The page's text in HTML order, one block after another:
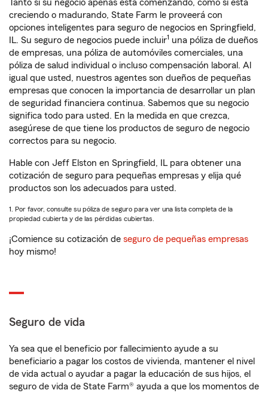
Tanto si su negocio apenas está comenzando, como si está
creciendo o madurando, State Farm le proveerá con
opciones inteligentes para seguro de negocios en Springfield,
IL. Su seguro de negocios puede incluir1 una póliza de dueños
de empresas, una póliza de automóviles comerciales, una
póliza de salud individual o incluso compensación laboral. Al
igual que usted, nuestros agentes son dueños de pequeñas
empresas que conocen la importancia de desarrollar un plan
de seguridad financiera continua. Sabemos que su negocio
significa todo para usted. En la medida en que crezca,
asegúrese de que tiene los productos de seguro de negocio
correctos para su negocio.
Hable con Jeff Elston en Springfield, IL para obtener una
cotización de seguro para pequeñas empresas y elija qué
productos son los adecuados para usted.
1. Por favor, consulte su póliza de seguro para ver una lista completa de la
propiedad cubierta y de las pérdidas cubiertas.
¡Comience su cotización de seguro de pequeñas empresas
hoy mismo!
Seguro de vida
Ya sea que el beneficio por fallecimiento ayude a su
beneficiario a pagar los costos de vivienda, mantener el nivel
de vida actual o ayudar a pagar la educación de sus hijos, el
seguro de vida de State Farm® ayuda a que los momentos de